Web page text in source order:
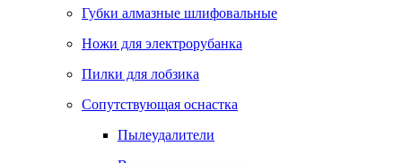
Губки алмазные шлифовальные
Ножи для электрорубанка
Пилки для лобзика
Сопутствующая оснастка
Пылеудалители